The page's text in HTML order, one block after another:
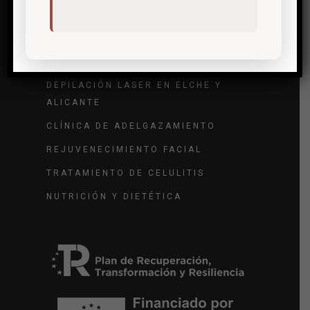
TRATAMIENTO DE VARICES
DEPILACIÓN LASER EN ELCHE Y
ALICANTE
CLÍNICA DE ADELGAZAMIENTO
REJUVENECIMIENTO FACIAL
TRATAMIENTO DE CELULITIS
NUTRICIÓN Y DIETÉTICA